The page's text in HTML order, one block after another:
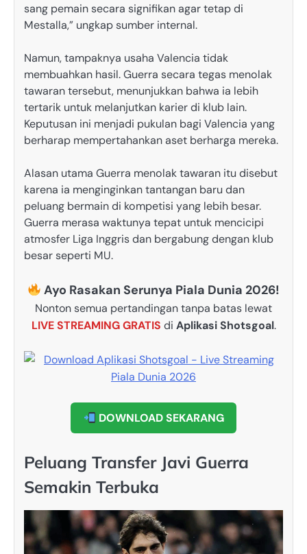
sang pemain secara signifikan agar tetap di
Mestalla,” ungkap sumber internal.
Namun, tampaknya usaha Valencia tidak
membuahkan hasil. Guerra secara tegas menolak
tawaran tersebut, menunjukkan bahwa ia lebih
tertarik untuk melanjutkan karier di klub lain.
Keputusan ini menjadi pukulan bagi Valencia yang
berharap mempertahankan aset berharga mereka.
Alasan utama Guerra menolak tawaran itu disebut
karena ia menginginkan tantangan baru dan
peluang bermain di kompetisi yang lebih besar.
Guerra merasa waktunya tepat untuk mencicipi
atmosfer Liga Inggris dan bergabung dengan klub
besar seperti MU.
Ayo Rasakan Serunya Piala Dunia 2026!
Nonton semua pertandingan tanpa batas lewat
LIVE STREAMING GRATIS di Aplikasi Shotsgoal.
DOWNLOAD SEKARANG
Peluang Transfer Javi Guerra
Semakin Terbuka